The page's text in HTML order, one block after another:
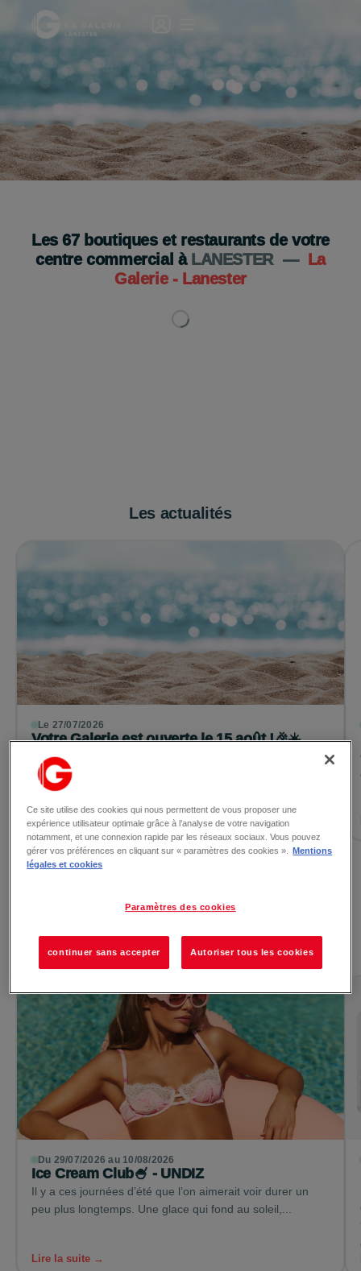
Je découvre
Les67boutiques et restaurants de votre
centre commercial à LANESTER —
La
Galerie - Lanester
Les actualités
Le 27/07/2026
Votre Galerie est ouverte le 15 août !🎉☀️
Ouverture exceptionnelle ! Votre Galerie sera
exceptionnellement ouverte le samedi 15 aout, de 10h à
19h 🕘 Profitez d...
Lire la suite →
Les promotions
Du 29/07/2026 au 10/08/2026
Ice Cream Club🍧 - UNDIZ
Il y a ces journées d’été que l’on aimerait voir durer un
peu plus longtemps. Une glace qui fond au soleil,...
Lire la suite →
Ce site utilise des cookies qui nous permettent de vous proposer une
expérience utilisateur optimale grâce à l’analyse de votre navigation
notamment, et une connexion rapide par les réseaux sociaux. Vous pouvez
gérer vos préférences en cliquant sur « paramètres des cookies ».
Mentions
légales et cookies
Paramètres des cookies
continuer sans accepter Autoriser tous les cookies